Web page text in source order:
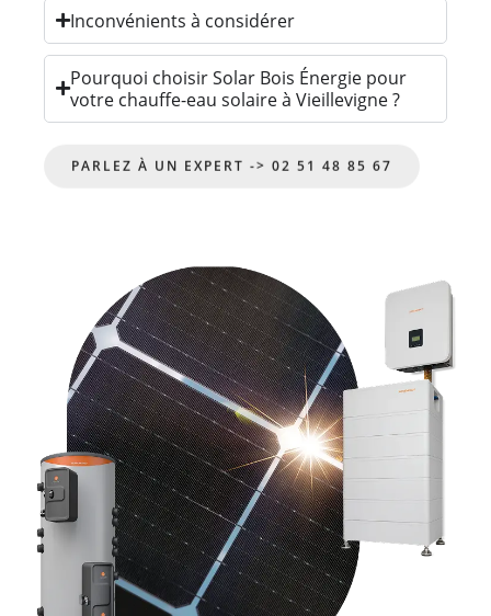
Inconvénients à considérer
Pourquoi choisir Solar Bois Énergie pour
votre chauffe-eau solaire à Vieillevigne ?
PARLEZ À UN EXPERT -> 02 51 48 85 67